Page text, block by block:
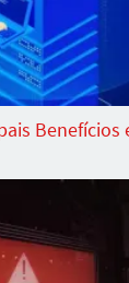
Benefícios